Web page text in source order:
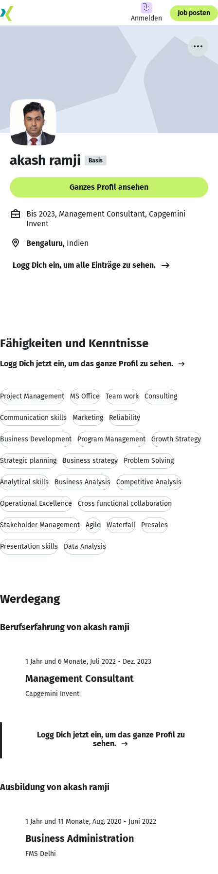
Anmelden
Job posten
akash ramji Basis
Ganzes Profil ansehen
Bis 2023, Management Consultant, Capgemini
Invent
Bengaluru, Indien
Logg Dich ein, um alle Einträge zu sehen.
Fähigkeiten und Kenntnisse
Logg Dich jetzt ein, um das ganze Profil zu sehen.
Project Management MS Office Team work Consulting
Communication skills Marketing Reliability
Business Development Program Management Growth Strategy
Strategic planning Business strategy Problem Solving
Analytical skills Business Analysis Competitive Analysis
Operational Excellence Cross functional collaboration
Stakeholder Management Agile Waterfall Presales
Presentation skills Data Analysis
Werdegang
Berufserfahrung von akash ramji
1 Jahr und 6 Monate, Juli 2022 - Dez. 2023
Management Consultant
Capgemini Invent
Logg Dich jetzt ein, um das ganze Profil zu
sehen.
Ausbildung von akash ramji
1 Jahr und 11 Monate, Aug. 2020 - Juni 2022
Business Administration
FMS Delhi